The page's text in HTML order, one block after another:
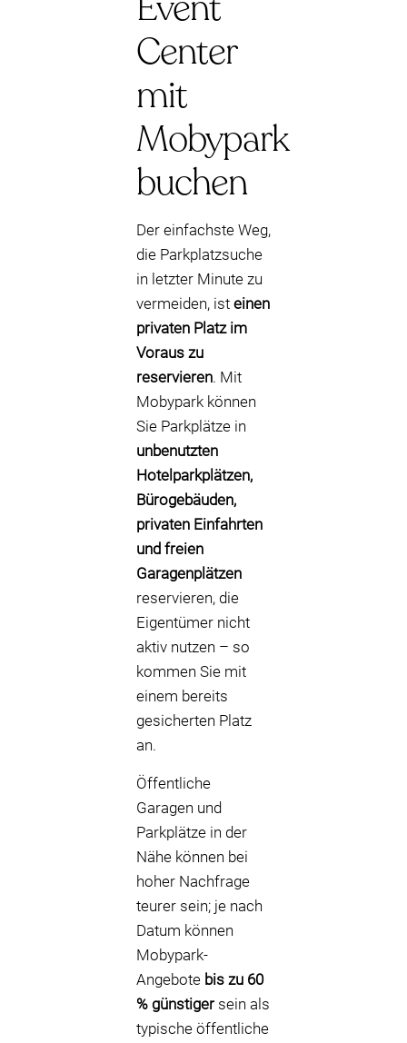
Center
mit
Mobypark
buchen
Der einfachste Weg,
die Parkplatzsuche
in letzter Minute zu
vermeiden, ist einen
privaten Platz im
Voraus zu
reservieren. Mit
Mobypark können
Sie Parkplätze in
unbenutzten
Hotelparkplätzen,
Bürogebäuden,
privaten Einfahrten
und freien
Garagenplätzen
reservieren, die
Eigentümer nicht
aktiv nutzen – so
kommen Sie mit
einem bereits
gesicherten Platz
an.
Öffentliche
Garagen und
Parkplätze in der
Nähe können bei
hoher Nachfrage
teurer sein; je nach
Datum können
Mobypark-
Angebote bis zu 60
% günstigersein als
typische öffentliche